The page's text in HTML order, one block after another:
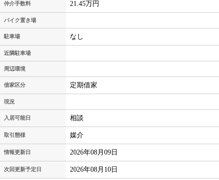
仲介手数料 21.45万円
バイク置き場
駐車場 なし
近隣駐車場
周辺環境
借家区分 定期借家
現況
入居可能日 相談
取引態様 媒介
情報更新日 2026年08月09日
次回更新予定日 2026年08月10日